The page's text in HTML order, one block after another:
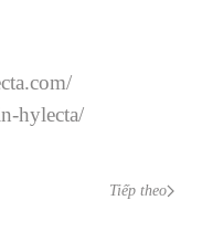
hylecta/
Tiếp theo